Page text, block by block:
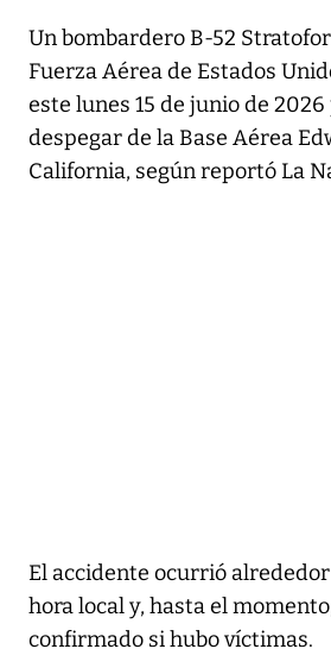
Un bombardero B-52
Fuerza Aérea de Estados
este lunes 15 de junio de
despegar de la Base Aérea
California, según reportó La
El accidente ocurrió alrededor
hora local y, hasta el
confirmado si hubo víctimas.